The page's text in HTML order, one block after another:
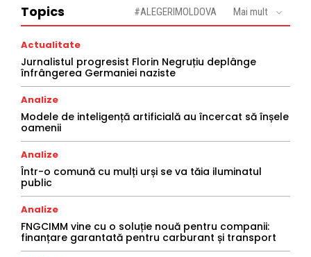
Topics #ALEGERIMOLDOVA Mai mult
Actualitate
Jurnalistul progresist Florin Negruțiu deplânge
înfrângerea Germaniei naziste
Analize
Modele de inteligență artificială au încercat să înșele
oamenii
Analize
Într-o comună cu mulți urși se va tăia iluminatul
public
Analize
FNGCIMM vine cu o soluție nouă pentru companii:
finanțare garantată pentru carburant și transport